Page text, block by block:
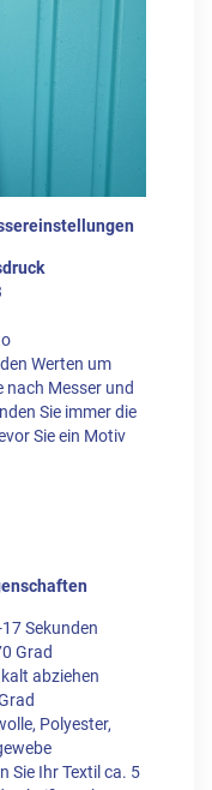
Werten um
nach Messer und
Sie immer die
Sie ein Motiv
Sekunden
Grad
abziehen
Polyester,
Sie Ihr Textil ca. 5